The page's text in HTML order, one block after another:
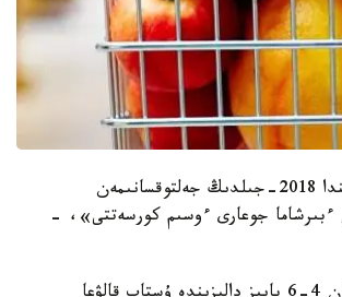
«تولىقتاي العاندا بىزدە تۇتىنۋ تاۋارلار باعاسىنىڭ ءوسىمى جەلتوقسان ايىندا 2018-جىلدىڭ جەلتوقسانىمەن
باعاسى ءبىرشاما جوعارى ءوسىم كورسەتتى»، -